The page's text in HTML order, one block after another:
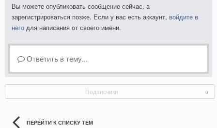
Вы можете опубликовать сообщение сейчас, а
зарегистрироваться позже. Если у вас есть аккаунт, войдите в
него для написания от своего имени.
Ответить в тему...
Подписчики 0
ПЕРЕЙТИ К СПИСКУ ТЕМ